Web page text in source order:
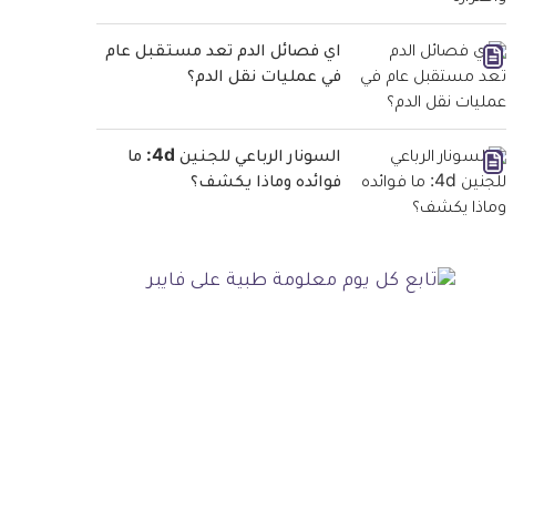
اي فصائل الدم تعد مستقبل عام
في عمليات نقل الدم؟
السونار الرباعي للجنين 4d: ما
فوائده وماذا يكشف؟